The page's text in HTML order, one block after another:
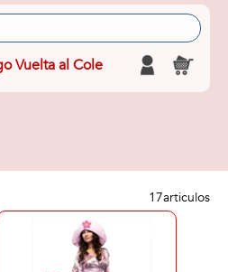
Vuelta al Cole
17articulos